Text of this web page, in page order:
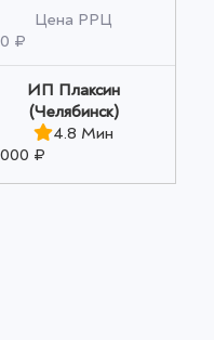
Цена РРЦ
₽
ИП Плаксин
(Челябинск)
4.8 Мин
₽